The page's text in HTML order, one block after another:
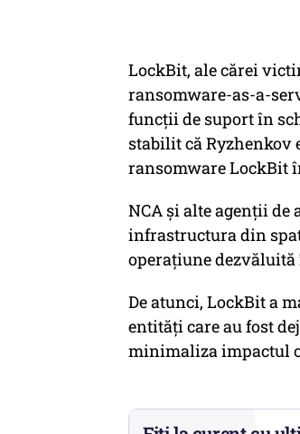
LockBit, ale cărei
ransomware-as-a-
funcții de suport în
stabilit că Ryzhenkov
ransomware LockBit
NCA și alte agenții
infrastructura din
operațiune
De atunci, LockBit a
entități care au fost
minimaliza impactul